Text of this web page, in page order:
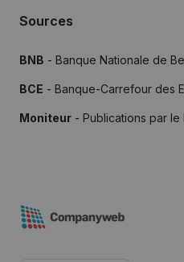
Sources
BNB - Banque Nationale de
BCE - Banque-Carrefour des
Moniteur - Publications par